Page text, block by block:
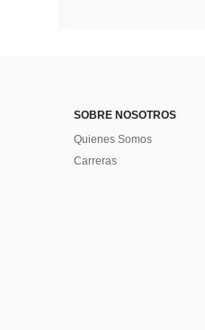
SOBRE NOSOTROS
Quienes Somos
Carreras